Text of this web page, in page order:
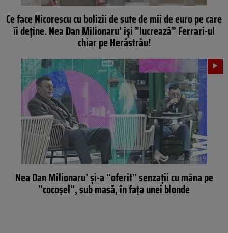
Ce face Nicorescu cu bolizii de sute de mii de euro pe care
îi deține. Nea Dan Milionaru’ își ”lucrează” Ferrari-ul
chiar pe Herăstrău!
Nea Dan Milionaru’ și-a ”oferit” senzații cu mâna pe
”cocoșel”, sub masă, în fața unei blonde